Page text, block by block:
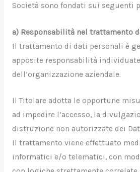
Società sono fondati sui seguenti
a) Responsabilità nel trattamento
Il trattamento di dati personali è
apposite responsabilità
dell’organizzazione aziendale.
Il Titolare adotta le opportune
ad impedire l’accesso, la
distruzione non autorizzate dei
Il trattamento viene effettuato
informatici e/o telematici, con